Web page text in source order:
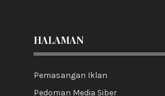
HALAMAN
Pemasangan Iklan
Pedoman Media Siber